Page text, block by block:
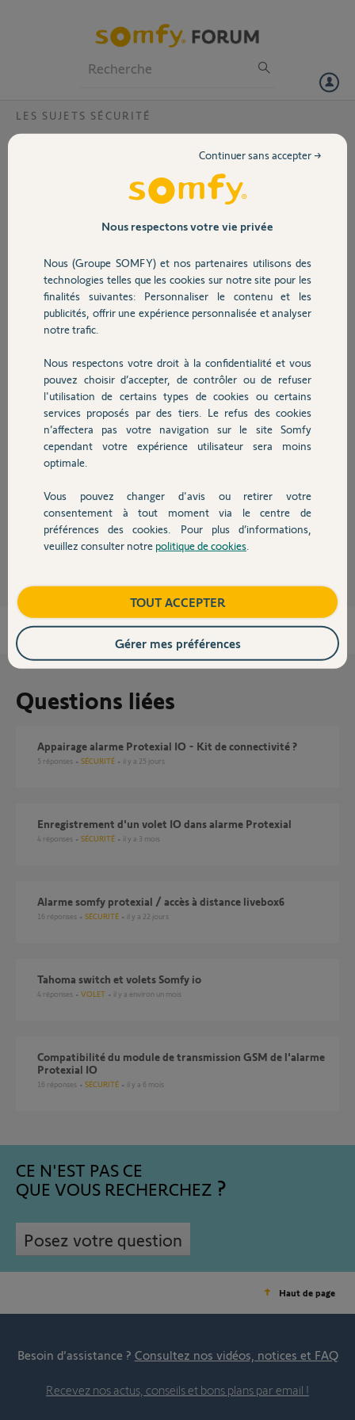
Volet
Sécurité
Domotique
Chauffage
Autres produits
Devis avec un pro
Contact
LES SUJETS SÉCURITÉ
Garantie Alarme Protexial?
J'ai acheté et installé une alarme protexial en Janvier. Celle-ci ne
fonctionne plus. Le clavier me signale transmetteur absent et il est
impossible de mettre la centrale en mode programmation (pas de bip
ni voyant). Pouvez vous m'indiquer comment faire pour la prise en
Merci de votre aide.
Cordialement
il y a presque 11 ans
Participer au fil de discussion
Réponses
par Somfy, vous devez donc vous adresser à votre vendeur.
Questions liées
Appairage alarme Protexial IO - Kit de connectivité ?
5 réponses SÉCURITÉ il y a 25 jours
Enregistrement d'un volet IO dans alarme Protexial
4 réponses SÉCURITÉ il y a 3 mois
alarme somfy protexial / accès à distance livebox6
16 réponses SÉCURITÉ il y a 22 jours
Tahoma switch et volets Somfy io
4 réponses VOLET il y a environ un mois
compatibilité du module de transmission GSM de l'alarme
Protexial IO
16 réponses SÉCURITÉ il y a 6 mois
CE N'EST PAS CE
QUE VOUS RECHERCHEZ
Posez votre question
Haut de page
Besoin d’assistance ? Consultez nos vidéos, notices et FAQ
Recevez nos actus, conseils et bons plans par email !
Nous respectons votre vie privée
Nous (Groupe SOMFY) et nos partenaires utilisons des
technologies telles que les cookies sur notre site pour les
finalités suivantes: Personnaliser le contenu et les
publicités, offrir une expérience personnalisée et analyser
notre trafic.
Nous respectons votre droit à la confidentialité et vous
pouvez choisir d’accepter, de contrôler ou de refuser
l'utilisation de certains types de cookies ou certains
services proposés par des tiers. Le refus des cookies
n’affectera pas votre navigation sur le site Somfy
cependant votre expérience utilisateur sera moins
optimale.
Vous pouvez changer d'avis ou retirer votre
consentement à tout moment via le centre de
préférences des cookies. Pour plus d’informations,
veuillez consulter notre politique de cookies
Continuer sans accepter →
TOUT ACCEPTER
Gérer mes préférences